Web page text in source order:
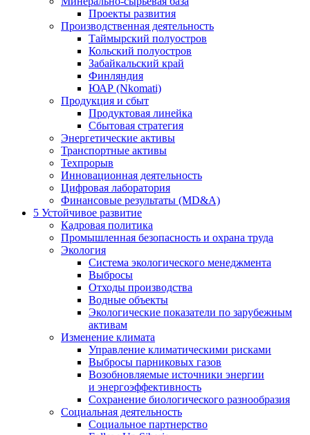
Проекты развития
Производственная деятельность
Таймырский полуостров
Кольский полуостров
Забайкальский край
Финляндия
ЮАР (Nkomati)
Продукция и сбыт
Продуктовая линейка
Сбытовая стратегия
Энергетические активы
Транспортные активы
Техпрорыв
Инновационная деятельность
Цифровая лаборатория
Финансовые результаты (MD&A)
5 Устойчивое развитие
Кадровая политика
Промышленная безопасность и охрана труда
Экология
Система экологического менеджмента
Выбросы
Отходы производства
Водные объекты
Экологические показатели по зарубежным
активам
Изменение климата
Управление климатическими рисками
Выбросы парниковых газов
Возобновляемые источники энергии
и энергоэффективность
Сохранение биологического разнообразия
Социальная деятельность
Социальное партнерство